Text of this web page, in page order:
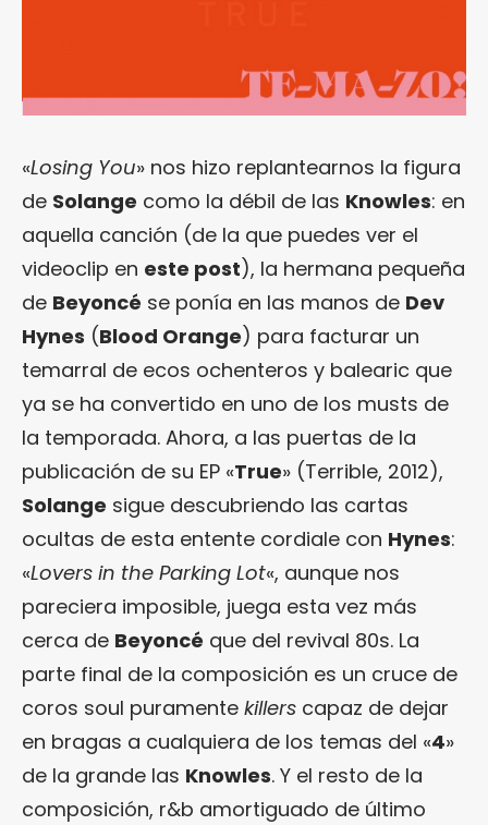
«Losing You» nos hizo replantearnos la figura
de Solange como la débil de las Knowles: en
aquella canción (de la que puedes ver el
videoclip en este post), la hermana pequeña
de Beyoncé se ponía en las manos de Dev
Hynes (Blood Orange) para facturar un
temarral de ecos ochenteros y balearic que
ya se ha convertido en uno de los musts de
la temporada. Ahora, a las puertas de la
publicación de su EP «True» (Terrible, 2012),
Solange sigue descubriendo las cartas
ocultas de esta entente cordiale con Hynes:
«Lovers in the Parking Lot«, aunque nos
pareciera imposible, juega esta vez más
cerca de Beyoncé que del revival 80s. La
parte final de la composición es un cruce de
coros soul puramente killers capaz de dejar
en bragas a cualquiera de los temas del «4»
de la grande las Knowles. Y el resto de la
composición, r&b amortiguado de último